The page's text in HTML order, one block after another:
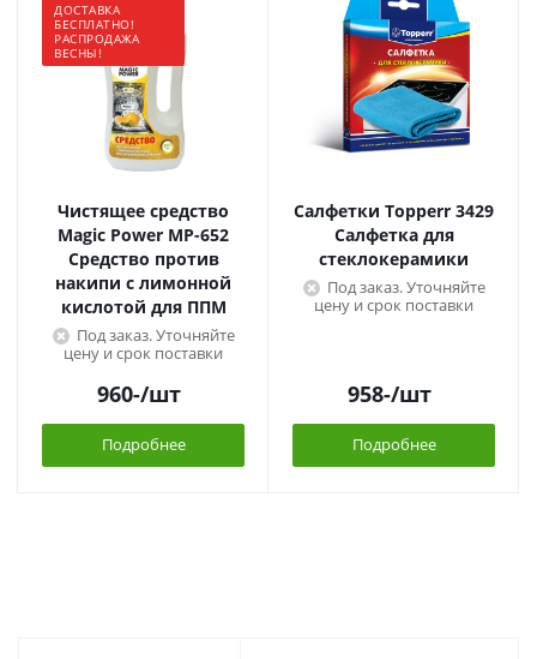
ДОСТАВКА
БЕСПЛАТНО!
РАСПРОДАЖА
ВЕСНЫ!
Чистящее средство
Magic Power МР-652
Средство против
накипи с лимонной
кислотой для ППМ
Под заказ. Уточняйте
цену и срок поставки
960-/шт
Подробнее
Салфетки Topperr 3429
Салфетка для
стеклокерамики
Под заказ. Уточняйте
цену и срок поставки
958-/шт
Подробнее